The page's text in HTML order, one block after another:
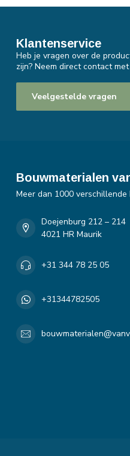
Klantenservice
Heb je vragen over de
zijn? Neem direct contact
Veelgestelde vragen
Bouwmaterialen
Meer dan 1000
Doejenburg 212 – 214
4021 HR Maurik
+31 344 78 25 05
+31344782505